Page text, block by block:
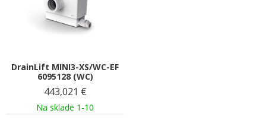
DrainLift MINI3-XS/WC-EF
6095128 (WC)
443,021 €
Na sklade 1-10